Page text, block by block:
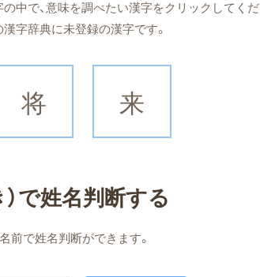
中で、意味を調べたい漢字をクリックしてくだ
字辞典に未登録の漢字です。
将 来
で姓名判断する
前で姓名判断ができます。